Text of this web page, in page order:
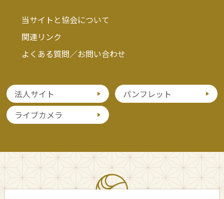
当サイトと協会について
関連リンク
よくある質問／お問い合わせ
法人サイト
パンフレット
ライブカメラ